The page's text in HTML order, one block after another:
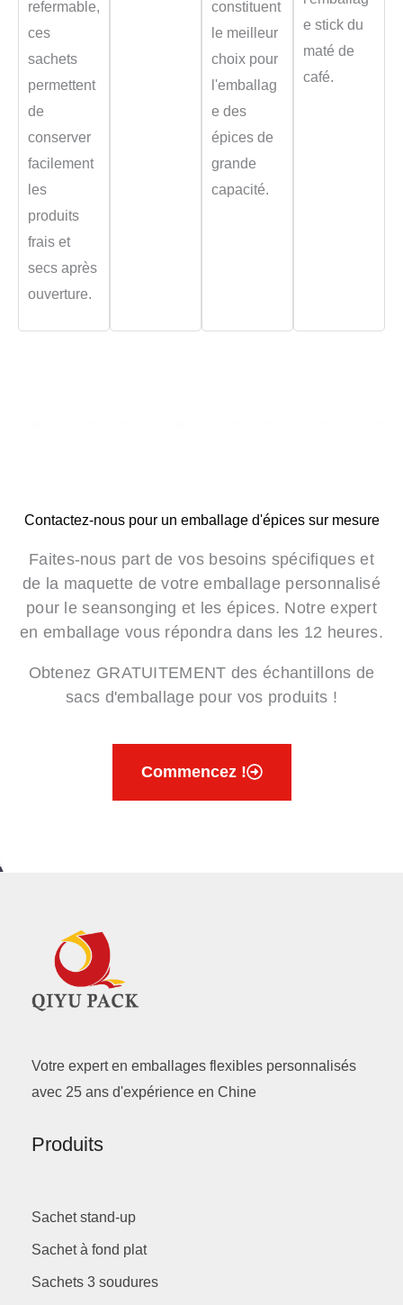
refermable,
ces
sachets
permettent
de
conserver
facilement
les
produits
frais et
secs après
ouverture.
constituent
le meilleur
choix pour
l'emballag
e des
épices de
grande
capacité.
e stick du
maté de
café.
Contactez-nous pour un emballage d'épices sur mesure
Faites-nous part de vos besoins spécifiques et
de la maquette de votre emballage personnalisé
pour le seansonging et les épices. Notre expert
en emballage vous répondra dans les 12 heures.
Obtenez GRATUITEMENT des échantillons de
sacs d'emballage pour vos produits !
Commencez !
Votre expert en emballages flexibles personnalisés
avec 25 ans d'expérience en Chine
Produits
Sachet stand-up
Sachet à fond plat
Sachets 3 soudures